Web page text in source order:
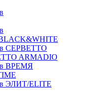
СЕРВЕТТО
ARMADIO
ВРЕМЯ
ЭЛИТ/ELITE